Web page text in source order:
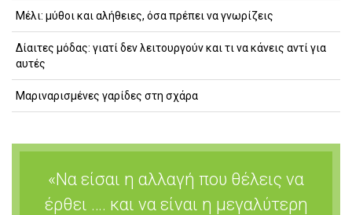
Μέλι: μύθοι και αλήθειες, όσα πρέπει να γνωρίζεις
Δίαιτες μόδας: γιατί δεν λειτουργούν και τι να κάνεις αντί για
αυτές
Μαριναρισμένες γαρίδες στη σχάρα
«Να είσαι η αλλαγή που θέλεις να
έρθει …. και να είναι η μεγαλύτερη